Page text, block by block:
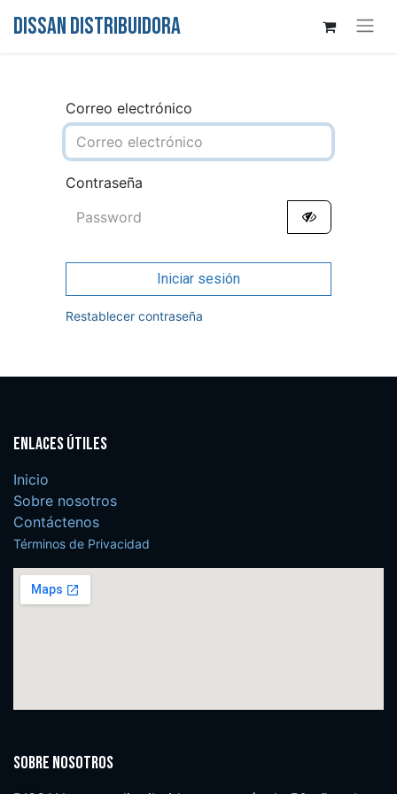
DISSAN DISTRIBUIDORA
Correo electrónico
Contraseña
Iniciar sesión
Restablecer contraseña
Enlaces útiles
Inicio
Sobre nosotros
Contáctenos
Términos de Privacidad
Sobre nosotros